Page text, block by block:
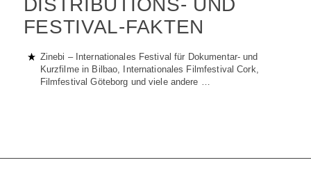
DISTRIBUTIONS- UND
FESTIVAL-FAKTEN
Zinebi – Internationales Festival für Dokumentar- und
Kurzfilme in Bilbao, Internationales Filmfestival Cork,
Filmfestival Göteborg und viele andere …